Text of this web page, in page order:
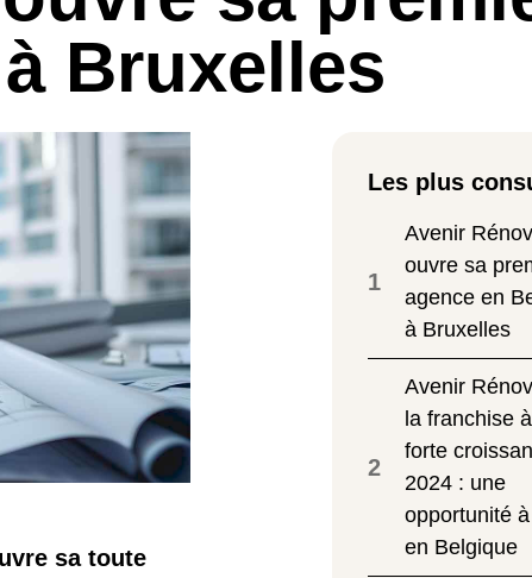
Bruxelles
sa toute
Les plus
1
Avenir
ouvre sa
agence en
à Bruxelles
2
Avenir
la franchise
forte
2024 : une
opportunité
en Belgique